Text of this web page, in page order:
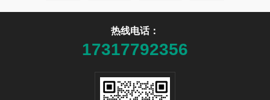
热线电话：
17317792356